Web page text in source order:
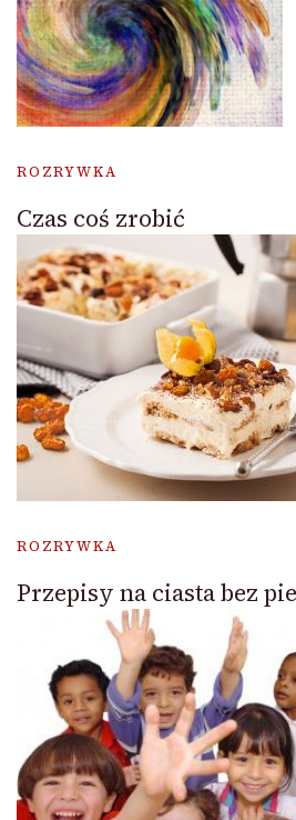
ROZRYWKA
Czas coś zrobić
ROZRYWKA
Przepisy na ciasta bez